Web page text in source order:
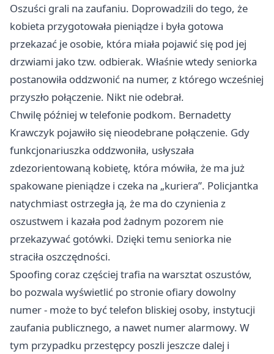
Oszuści grali na zaufaniu. Doprowadzili do tego, że
kobieta przygotowała pieniądze i była gotowa
przekazać je osobie, która miała pojawić się pod jej
drzwiami jako tzw. odbierak. Właśnie wtedy seniorka
postanowiła oddzwonić na numer, z którego wcześniej
przyszło połączenie. Nikt nie odebrał.
Chwilę później w telefonie podkom. Bernadetty
Krawczyk pojawiło się nieodebrane połączenie. Gdy
funkcjonariuszka oddzwoniła, usłyszała
zdezorientowaną kobietę, która mówiła, że ma już
spakowane pieniądze i czeka na „kuriera”. Policjantka
natychmiast ostrzegła ją, że ma do czynienia z
oszustwem i kazała pod żadnym pozorem nie
przekazywać gotówki. Dzięki temu seniorka nie
straciła oszczędności.
Spoofing coraz częściej trafia na warsztat oszustów,
bo pozwala wyświetlić po stronie ofiary dowolny
numer - może to być telefon bliskiej osoby, instytucji
zaufania publicznego, a nawet numer alarmowy. W
tym przypadku przestępcy poszli jeszcze dalej i